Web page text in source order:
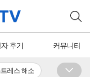
후기 커뮤니티
레스 해소